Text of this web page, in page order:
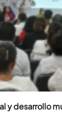
desarrollo